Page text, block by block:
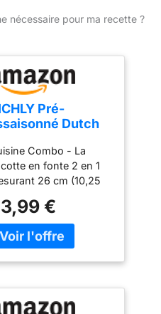
nécessaire pour ma recette ?
Pré-
Dutch
Cocotte
à Feuf - Poêle
Fonte pour la
& le
pour
&
- 3L/3.2
Kochset (2 in
Combo - La
en fonte 2 en 1
26 cm (10,25
couvercle d'une
de 3,2 litres.
Assaisonnée - La
la boîte car elle est
pré-assaisonnée
€